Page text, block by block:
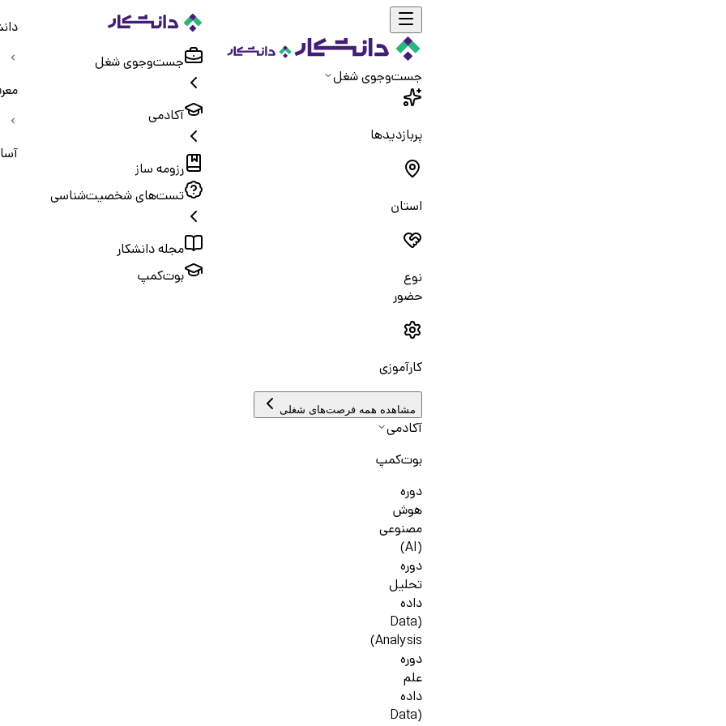
جست‌و‌جوی شغل
پربازدیدها
استان
نوع
حضور
کارآموزی
مشاهده همه فرصت‌های شغلی
آکادمی
بوت‌کمپ
دوره
هوش
مصنوعی
(AI)
دوره
تحلیل
داده
(Data
Analysis)
دوره
علم
داده
(Data
جست‌و‌جوی شغل
آکادمی
رزومه ساز
تست‌های شخصیت‌شناسی
مجله دانشکار
بوت‌کمپ